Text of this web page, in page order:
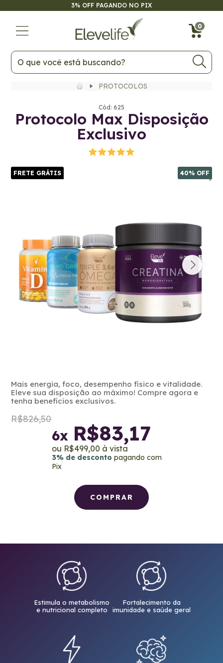
3% OFF PAGANDO NO PIX
0
PROTOCOLOS
Cód: 625
Protocolo Max Disposição
Exclusivo
40% OFF
FRETE GRÁTIS
40% OFF
FRETE GRÁTIS
Mais energia, foco, desempenho físico e vitalidade.
Eleve sua disposição ao máximo! Compre agora e
tenha benefícios exclusivos.
R$826,50
6x R$83,17
3% de desconto pagando com
Pix
R$499,00
Estimula o metabolismo
e nutricional completo
Fortalecimento da
imunidade e saúde geral